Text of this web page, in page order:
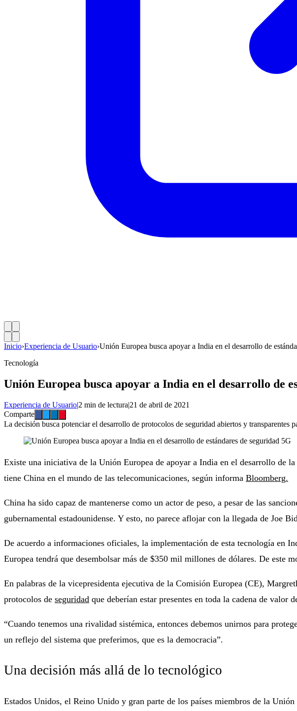
Inicio›Experiencia de Usuario›Unión Europea busca apoyar a India en el desarrollo de
Tecnología
Unión Europea busca apoyar a India en el desarrollo de
Experiencia de Usuario|2 min de lectura|21 de abril de 2021
Comparte
La decisión busca potenciar el desarrollo de protocolos de seguridad abiertos y
Existe una iniciativa de la Unión Europea de apoyar a India en el desarrollo de
tiene China en el mundo de las telecomunicaciones, según informa Bloomberg.
China ha sido capaz de mantenerse como un actor de peso, a pesar de las
gubernamental estadounidense. Y esto, no parece aflojar con la llegada de Joe
De acuerdo a informaciones oficiales, la implementación de esta tecnología en
Europea tendrá que desembolsar más de $350 mil millones de dólares. De este
En palabras de la vicepresidenta ejecutiva de la Comisión Europea (CE),
protocolos de seguridad que deberían estar presentes en toda la cadena de valor
“Cuando tenemos una rivalidad sistémica, entonces debemos unirnos para
un reflejo del sistema que preferimos, que es la democracia”.
Una decisión más allá de lo tecnológico
Estados Unidos, el Reino Unido y gran parte de los países miembros de la